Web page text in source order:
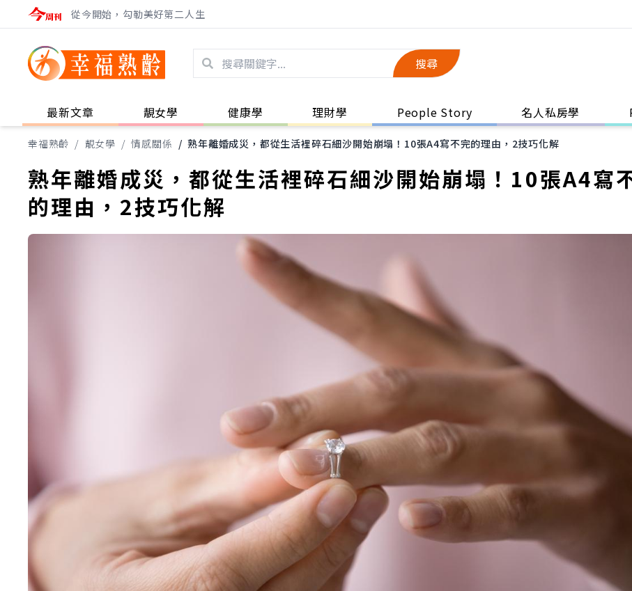
從今開始，勾勒美好第二人生
搜尋
最新文章 靚女學 健康學 理財學 People Story 名人私房學
幸福熟齡 / 靚女學 / 情感關係 / 熟年離婚成災，都從生活裡碎石細沙開始崩塌！10張A4寫不完的理由，2技巧化解
熟年離婚成災，都從生活裡碎石細沙開始崩塌！10張A4寫
的理由，2技巧化解